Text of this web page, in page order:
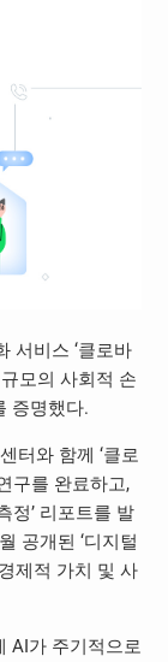
서비스 ‘클로바
모의 사회적 손
증명했다.
터와 함께 ‘클로
구를 완료하고,
정’ 리포트를 발
공개된 ‘디지털
제적 가치 및 사
AI가 주기적으로